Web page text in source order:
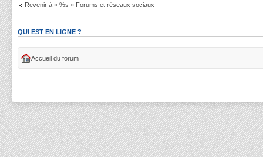
Revenir à « %s » Forums et réseaux sociaux
QUI EST EN LIGNE ?
Accueil du forum